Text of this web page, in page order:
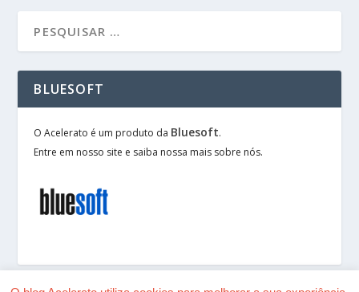
BLUESOFT
O Acelerato é um produto da Bluesoft.
Entre em nosso site e saiba nossa mais sobre nós.